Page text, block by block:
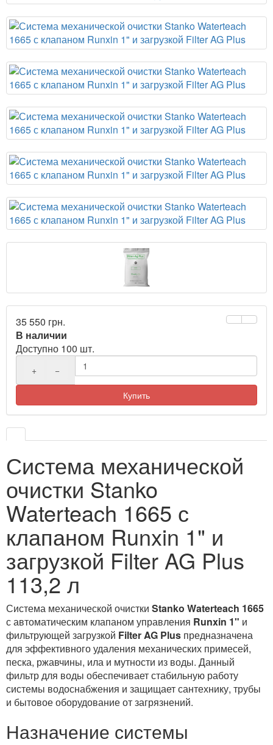
35 550 грн.
В наличии
Доступно 100 шт.
+ −
Купить
Система механической
очистки Stanko
Waterteach 1665 с
клапаном Runxin 1" и
загрузкой Filter AG Plus
113,2 л
Система механической очистки Stanko Waterteach 1665
с автоматическим клапаном управления Runxin 1" и
фильтрующей загрузкой Filter AG Plus предназначена
для эффективного удаления механических примесей,
песка, ржавчины, ила и мутности из воды. Данный
фильтр для воды обеспечивает стабильную работу
системы водоснабжения и защищает сантехнику, трубы
и бытовое оборудование от загрязнений.
Назначение системы